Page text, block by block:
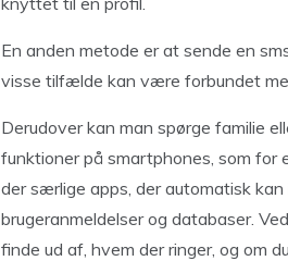
En anden metode er at sende en
visse tilfælde kan være forbundet
Derudover kan man spørge familie
funktioner på smartphones, som for
der særlige apps, der automatisk
brugeranmeldelser og databaser.
finde ud af, hvem der ringer, og om